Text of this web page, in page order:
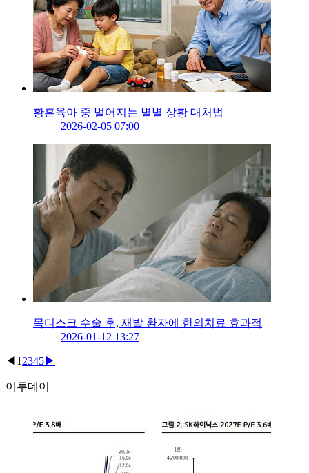
황혼육아 중 벌어지는 별별 상황 대처법
2026-02-05 07:00
목디스크 수술 후, 재발 환자에 한의치료 효과적
2026-01-12 13:27
◀ 1 2345▶
이투데이